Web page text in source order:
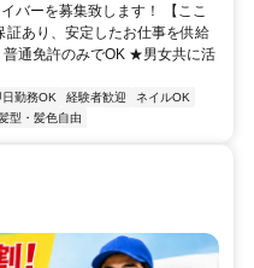
バーを募集致します！ 【ここ
あり、安定したお仕事を供給
通免許のみでOK ★男女共に活
日勤務OK 経験者歓迎
ネイルOK
型・髪色自由